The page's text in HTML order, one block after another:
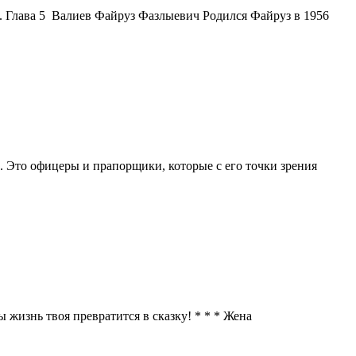
5 Валиев Файруз Фазлыевич Родился Файруз в 1956
офицеры и прапорщики, которые с его точки зрения
твоя превратится в сказку! * * * Жена